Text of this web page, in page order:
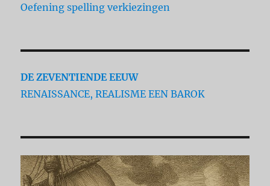
Oefening spelling verkiezingen
DE ZEVENTIENDE EEUW
RENAISSANCE, REALISME EEN BAROK